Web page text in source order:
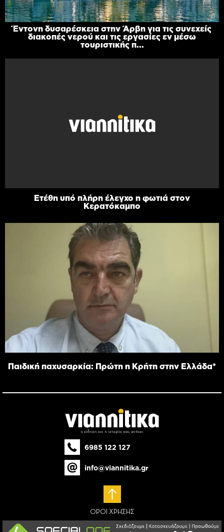
Έντονη δυσαρέσκεια στην Άρβη για τις συνεχείς
διακοπές νερού και τις εργασίες εν μέσω
τουριστικής π...
Ετέθη υπό πλήρη έλεγχο η φωτιά στον
Κερατόκαμπο
Παιδική παχυσαρκία: Πρώτη η Κρήτη στην Ελλάδα*
6985 122 127
info@viannitika.gr
ΟΡΟΙ ΧΡΗΣΗΣ